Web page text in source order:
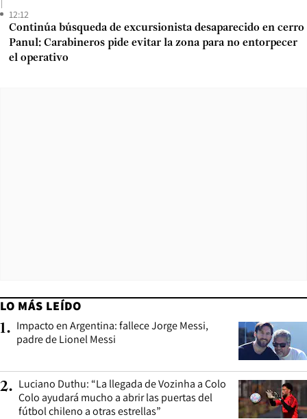
12:12
Continúa búsqueda de excursionista desaparecido en cerro
Panul: Carabineros pide evitar la zona para no entorpecer
el operativo
LO MÁS LEÍDO
1. Impacto en Argentina: fallece Jorge Messi,
padre de Lionel Messi
2. Luciano Duthu: “La llegada de Vozinha a Colo
Colo ayudará mucho a abrir las puertas del
fútbol chileno a otras estrellas”